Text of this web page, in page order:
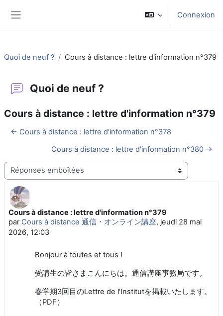
Connexion
Quoi de neuf ? Cours à distance : lettre d'information n°379
Quoi de neuf ?
Cours à distance : lettre d'information n°379
← Cours à distance : lettre d'information n°378
Cours à distance : lettre d'information n°380 →
Type d’affichage
Cours à distance : lettre d'information n°379
par Cours à distance 通信・オンライン講座, jeudi 28 mai
2026, 12:03
Nombre de réponses : 0
Bonjour à toutes et tous !
受講生の皆さまこんにちは。通信講座事務局です。
春学期3回目のLettre de l'Institutを掲載いたします。
（PDF）